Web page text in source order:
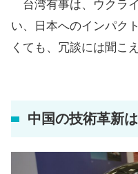
台湾有事は、ウクラ
い、日本へのインパク
くても、冗談には聞こ
中国の技術革新